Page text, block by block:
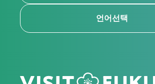
언어선택